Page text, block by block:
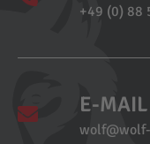
+49 (0) 88
E-MAIL